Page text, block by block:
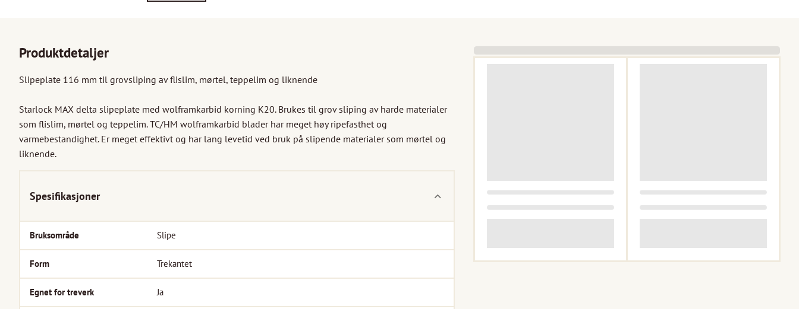
Produktdetaljer
Slipeplate 116 mm til grovsliping av flislim, mørtel, teppelim og liknende
Starlock MAX delta slipeplate med wolframkarbid korning K20. Brukes til grov sliping av harde materialer
som flislim, mørtel og teppelim. TC/HM wolframkarbid blader har meget høy ripefasthet og
varmebestandighet. Er meget effektivt og har lang levetid ved bruk på slipende materialer som mørtel og
liknende.
Spesifikasjoner
Bruksområde Slipe
Form Trekantet
Egnet for treverk Ja